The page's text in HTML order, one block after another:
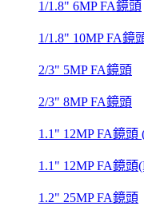
1/1.8" 6MP FA鏡頭
1/1.8" 10MP FA鏡
2/3" 5MP FA鏡頭
2/3" 8MP FA鏡頭
1.1" 12MP FA鏡頭
1.1" 12MP FA鏡頭
1.2" 25MP FA鏡頭